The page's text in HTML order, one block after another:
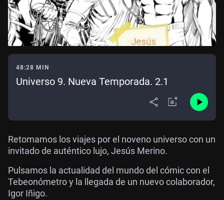
48:28 MIN
Universo 9. Nueva Temporada. 2.1
Retomamos los viajes por el noveno universo con un
invitado de auténtico lujo, Jesús Merino.
Pulsamos la actualidad del mundo del cómic con el
Tebeonómetro y la llegada de un nuevo colaborador,
Igor Iñigo.